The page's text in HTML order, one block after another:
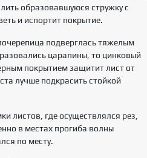
образовавшуюся стружку с
и испортит покрытие.
подверглась тяжелым
царапины, то цинковый
покрытием защитит лист от
лучше подкрасить стойкой
листов, где осуществлялся рез,
в местах прогиба волны
по месту.